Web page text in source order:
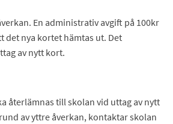
En administrativ avgift på 100kr
det nya kortet hämtas ut. Det
av nytt kort.
återlämnas till skolan vid uttag av nytt
av yttre åverkan, kontaktar skolan